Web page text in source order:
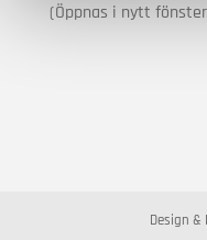
(Öppnas i nytt
Design